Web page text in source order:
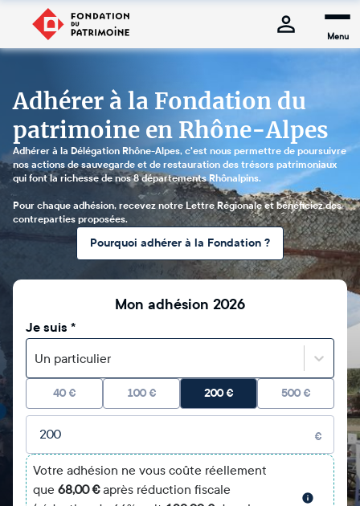
Menu
Adhérer à la Fondation du
patrimoine en Rhône-Alpes
Adhérer à la Délégation Rhône-Alpes, c'est nous permettre de poursuivre
nos actions de sauvegarde et de restauration des trésors patrimoniaux
qui font la richesse de nos 8 départements Rhônalpins.
Pour chaque adhésion, recevez notre Lettre Régionale et bénéficiez des
contreparties proposées.
Pourquoi adhérer à la Fondation ?
Mon adhésion 2026
Je suis *
Un particulier
40 € 100 € 200€ 500 €
Montant libre
€
Votre adhésion ne vous coûte réellement
que 68,00 €après réduction fiscale